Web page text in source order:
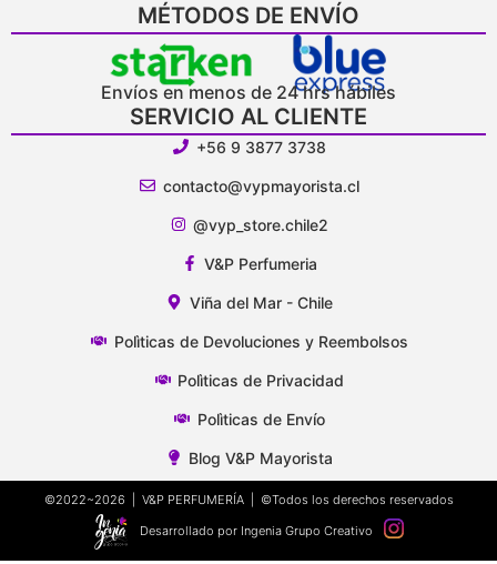
MÉTODOS DE ENVÍO
Envíos en menos de 24 hrs hábiles
SERVICIO AL CLIENTE
+56 9 3877 3738
contacto@vypmayorista.cl
@vyp_store.chile2
V&P Perfumeria
Viña del Mar - Chile
Polìticas de Devoluciones y Reembolsos
Polìticas de Privacidad
Polìticas de Envío
Blog V&P Mayorista
©2022~2026 | V&P PERFUMERÍA | ©Todos los derechos reservados
Desarrollado por Ingenia Grupo Creativo